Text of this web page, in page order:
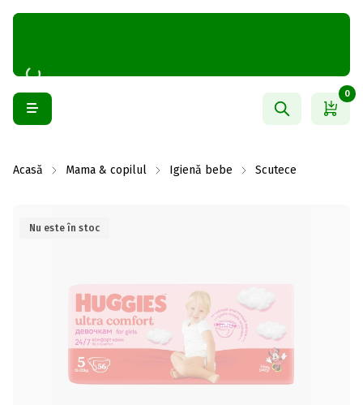
0
Acasă Mama & copilul Igienă bebe Scutece
Nu este în stoc